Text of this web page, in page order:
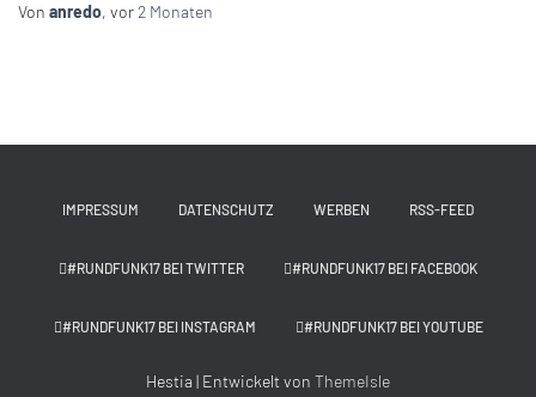
Von anredo, vor 2 Monaten
IMPRESSUM DATENSCHUTZ WERBEN RSS-FEED
#RUNDFUNK17 BEI TWITTER #RUNDFUNK17 BEI FACEBOOK
#RUNDFUNK17 BEI INSTAGRAM #RUNDFUNK17 BEI YOUTUBE
Hestia | Entwickelt von ThemeIsle